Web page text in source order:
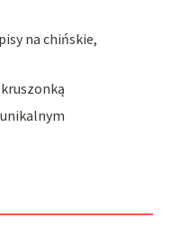
na chińskie,